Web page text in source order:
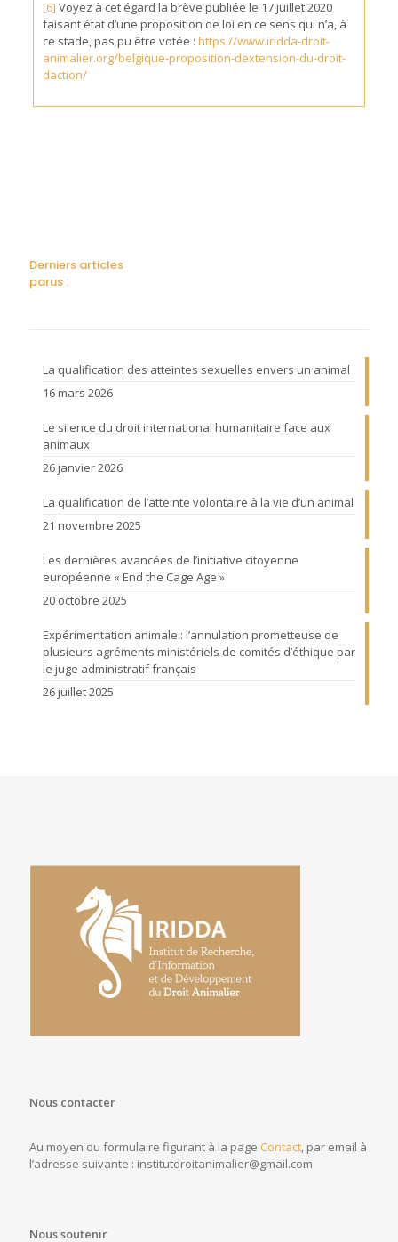
[6] Voyez à cet égard la brève publiée le 17 juillet 2020
faisant état d’une proposition de loi en ce sens qui n’a, à
ce stade, pas pu être votée : https://www.iridda-droit-
animalier.org/belgique-proposition-dextension-du-droit-
daction/
Derniers articles
parus :
La qualification des atteintes sexuelles envers un animal
16 mars 2026
Le silence du droit international humanitaire face aux
animaux
26 janvier 2026
La qualification de l’atteinte volontaire à la vie d’un animal
21 novembre 2025
Les dernières avancées de l’initiative citoyenne
européenne « End the Cage Age »
20 octobre 2025
Expérimentation animale : l’annulation prometteuse de
plusieurs agréments ministériels de comités d’éthique par
le juge administratif français
26 juillet 2025
Nous contacter
Au moyen du formulaire figurant à la page Contact, par email à
l’adresse suivante : institutdroitanimalier@gmail.com
Nous soutenir